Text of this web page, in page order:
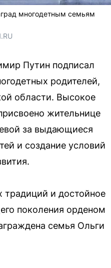
многодетным семьям
Путин подписал
родителей,
области. Высокое
жительнице
за выдающиеся
и создание условий
традиций и достойное
поколения орденом
семья Ольги